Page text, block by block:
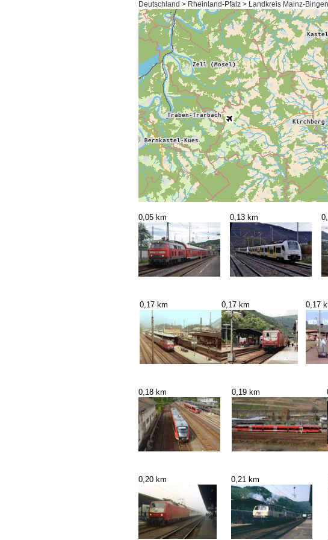
Deutschland > Rheinland-Pfalz > Landkreis Mainz-
0,05 km 0,13 km
0,17 km 0,17 km 0,17
0,18 km 0,19 km
0,20 km 0,21 km